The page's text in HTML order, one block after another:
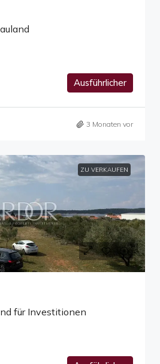
Ausführlicher
3 Monaten vor
ZU VERKAUFEN
für Investitionen